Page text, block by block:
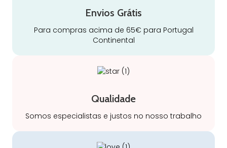
Envios Grátis
Para compras acima de 65€ para Portugal
Continental
Qualidade
Somos especialistas e justos no nosso trabalho